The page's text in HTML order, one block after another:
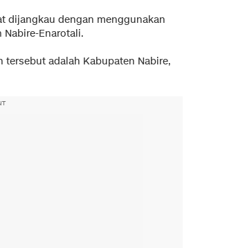
dijangkau dengan menggunakan
Nabire-Enarotali.
adalah Kabupaten Nabire,